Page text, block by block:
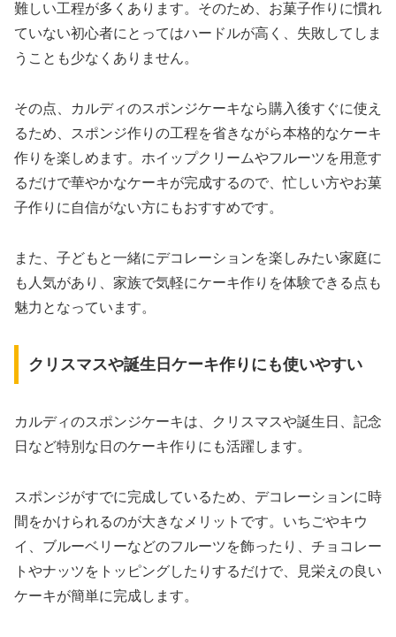
難しい工程が多くあります。そのため、お菓子作りに慣れ
ていない初心者にとってはハードルが高く、失敗してしま
うことも少なくありません。
その点、カルディのスポンジケーキなら購入後すぐに使え
るため、スポンジ作りの工程を省きながら本格的なケーキ
作りを楽しめます。ホイップクリームやフルーツを用意す
るだけで華やかなケーキが完成するので、忙しい方やお菓
子作りに自信がない方にもおすすめです。
また、子どもと一緒にデコレーションを楽しみたい家庭に
も人気があり、家族で気軽にケーキ作りを体験できる点も
魅力となっています。
クリスマスや誕生日ケーキ作りにも使いやすい
カルディのスポンジケーキは、クリスマスや誕生日、記念
日など特別な日のケーキ作りにも活躍します。
スポンジがすでに完成しているため、デコレーションに時
間をかけられるのが大きなメリットです。いちごやキウ
イ、ブルーベリーなどのフルーツを飾ったり、チョコレー
トやナッツをトッピングしたりするだけで、見栄えの良い
ケーキが簡単に完成します。